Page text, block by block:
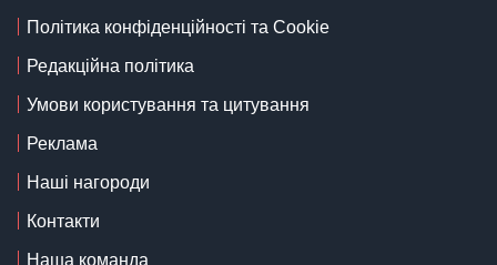
Політика конфіденційності та Cookie
Редакційна політика
Умови користування та цитування
Реклама
Наші нагороди
Контакти
Наша команда